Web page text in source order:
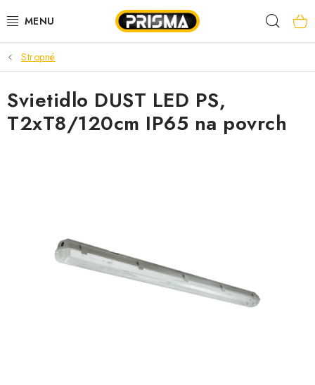
na
AKCIE
LED PÁSY
MODULÁRNE PRÍSTROJE
SVORKY, ROZBOČOVAČE A OSTATNÉ
Stropné
Svietidlo DUST LED PS,
T2xT8/120cm IP65 na povrch